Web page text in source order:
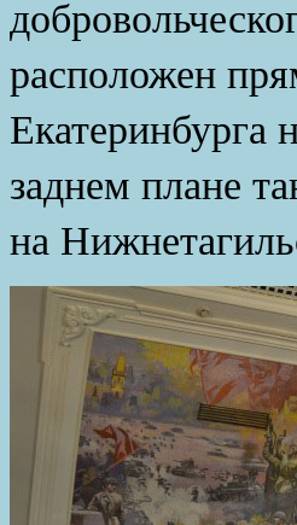
расположен
Екатеринбурга
заднем плане
на